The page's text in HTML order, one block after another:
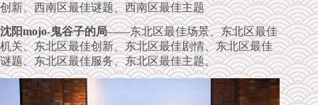
创新、西南区最佳谜题、西南区最佳主题
沈阳mojo-鬼谷子的局——东北区最佳场景、东北区最佳
机关、东北区最佳创新、东北区最佳剧情、东北区最佳
谜题、东北区最佳服务、东北区最佳主题。